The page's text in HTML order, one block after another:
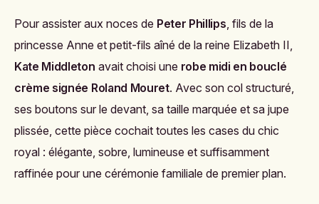
Pour assister aux noces de Peter Phillips, fils de la
princesse Anne et petit-fils aîné de la reine Elizabeth II,
Kate Middleton avait choisi une robe midi en bouclé
crème signée Roland Mouret. Avec son col structuré,
ses boutons sur le devant, sa taille marquée et sa jupe
plissée, cette pièce cochait toutes les cases du chic
royal : élégante, sobre, lumineuse et suffisamment
raffinée pour une cérémonie familiale de premier plan.